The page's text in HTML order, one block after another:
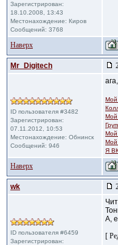
Зарегистрирован:
18.10.2008, 13:43
Местонахождение: Киров
Сообщений: 3768
Наверх
Mr_Digitech
ID пользователя #3482
Зарегистрирован:
07.11.2012, 10:53
Местонахождение: Обнинск
Сообщений: 946
Мой
Мой
Мой
Мой
Я
Наверх
wk
ID пользователя #6459
Зарегистрирован:
А,
[